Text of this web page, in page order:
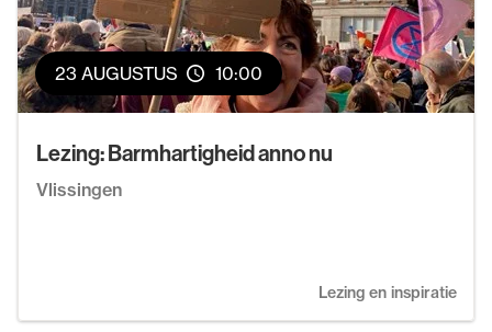
23 AUGUSTUS 10:00
Lezing: Barmhartigheid anno nu
Vlissingen
Lezing en inspiratie